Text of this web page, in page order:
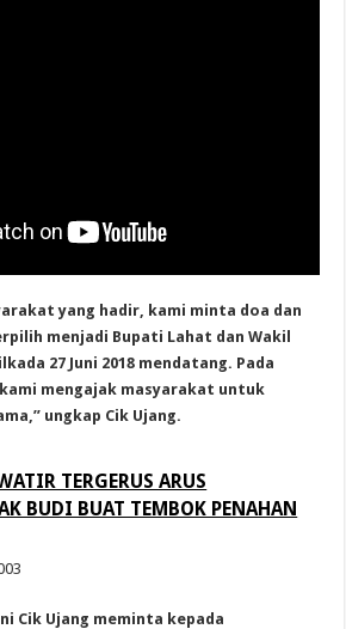
yang hadir, kami minta doa dan
menjadi Bupati Lahat dan Wakil
27 Juni 2018 mendatang. Pada
mengajak masyarakat untuk
ungkap Cik Ujang.
TERGERUS ARUS
BUDI BUAT TEMBOK PENAHAN
Cik Ujang meminta kepada